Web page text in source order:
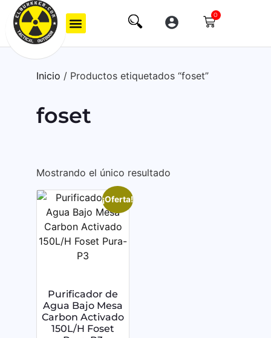
0
Inicio / Productos etiquetados “foset”
foset
Mostrando el único resultado
¡Oferta!
Purificador de
Agua Bajo Mesa
Carbon Activado
150L/H Foset